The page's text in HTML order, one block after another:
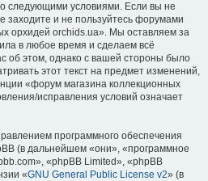
следующими условиями. Если вы не
заходите и не пользуйтесь форумами
орхидей orchids.ua». Мы оставляем за
в любое время и сделаем всё
об этом, однако с вашей стороны было
этот текст на предмет изменений,
«форум магазина коллекционных
исправления условий означает
программного обеспечения
(в дальнейшем «они», «программное
«phpBB Limited», «phpBB
«GNU General Public License v2» (в